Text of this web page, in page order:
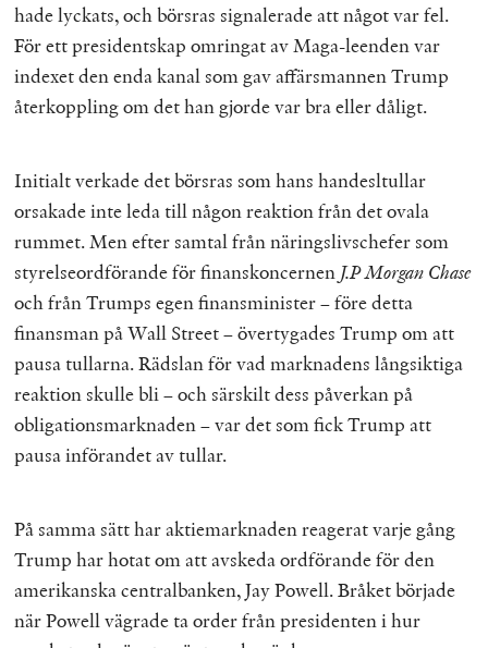
hade lyckats, och börsras signalerade att något var fel.
För ett presidentskap omringat av Maga-leenden var
indexet den enda kanal som gav affärsmannen Trump
återkoppling om det han gjorde var bra eller dåligt.
Initialt verkade det börsras som hans handesltullar
orsakade inte leda till någon reaktion från det ovala
rummet. Men efter samtal från näringslivschefer som
styrelseordförande för finanskoncernen J.P Morgan Chase
och från Trumps egen finansminister – före detta
finansman på Wall Street – övertygades Trump om att
pausa tullarna. Rädslan för vad marknadens långsiktiga
reaktion skulle bli – och särskilt dess påverkan på
obligationsmarknaden – var det som fick Trump att
pausa införandet av tullar.
På samma sätt har aktiemarknaden reagerat varje gång
Trump har hotat om att avskeda ordförande för den
amerikanska centralbanken, Jay Powell. Bråket började
när Powell vägrade ta order från presidenten i hur